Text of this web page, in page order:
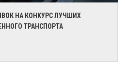
НА КОНКУРС ЛУЧШИХ
ТРАНСПОРТА